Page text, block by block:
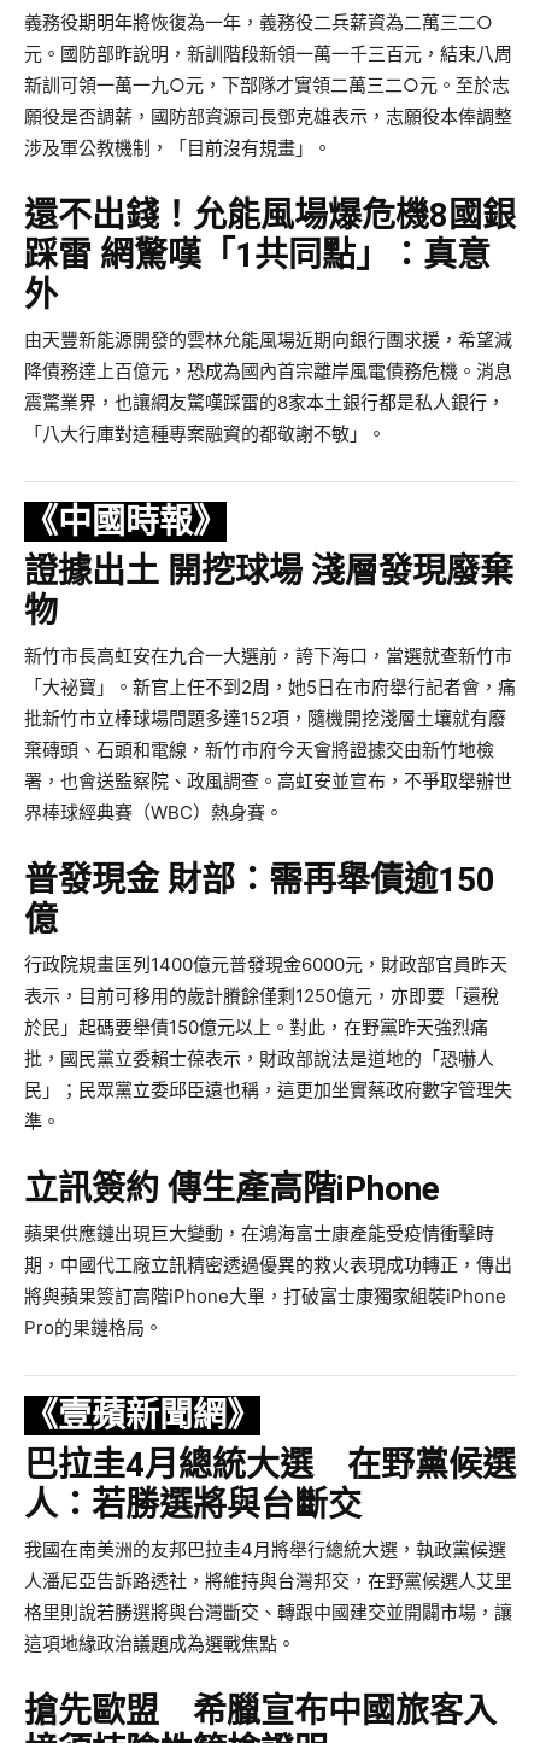
義務役期明年將恢復為一年，義務役二兵薪資為二萬三二○
元。國防部昨說明，新訓階段新領一萬一千三百元，結束八周
新訓可領一萬一九○元，下部隊才實領二萬三二○元。至於志
願役是否調薪，國防部資源司長鄧克雄表示，志願役本俸調整
涉及軍公教機制，「目前沒有規畫」。
還不出錢！允能風場爆危機8國銀
踩雷 網驚嘆「1共同點」：真意
外
由天豐新能源開發的雲林允能風場近期向銀行團求援，希望減
降債務達上百億元，恐成為國內首宗離岸風電債務危機。消息
震驚業界，也讓網友驚嘆踩雷的8家本土銀行都是私人銀行，
「八大行庫對這種專案融資的都敬謝不敏」。
《中國時報》
證據出土 開挖球場 淺層發現廢棄
物
新竹市長高虹安在九合一大選前，誇下海口，當選就查新竹市
「大祕寶」。新官上任不到2周，她5日在市府舉行記者會，痛
批新竹市立棒球場問題多達152項，隨機開挖淺層土壤就有廢
棄磚頭、石頭和電線，新竹市府今天會將證據交由新竹地檢
署，也會送監察院、政風調查。高虹安並宣布，不爭取舉辦世
界棒球經典賽（WBC）熱身賽。
普發現金 財部：需再舉債逾150
億
行政院規畫匡列1400億元普發現金6000元，財政部官員昨天
表示，目前可移用的歲計賸餘僅剩1250億元，亦即要「還稅
於民」起碼要舉債150億元以上。對此，在野黨昨天強烈痛
批，國民黨立委賴士葆表示，財政部說法是道地的「恐嚇人
民」；民眾黨立委邱臣遠也稱，這更加坐實蔡政府數字管理失
準。
立訊簽約 傳生產高階iPhone
蘋果供應鏈出現巨大變動，在鴻海富士康產能受疫情衝擊時
期，中國代工廠立訊精密透過優異的救火表現成功轉正，傳出
將與蘋果簽訂高階iPhone大單，打破富士康獨家組裝iPhone
Pro的果鏈格局。
《壹蘋新聞網》
巴拉圭4月總統大選 在野黨候選
人：若勝選將與台斷交
我國在南美洲的友邦巴拉圭4月將舉行總統大選，執政黨候選
人潘尼亞告訴路透社，將維持與台灣邦交，在野黨候選人艾里
格里則說若勝選將與台灣斷交、轉跟中國建交並開闢市場，讓
這項地緣政治議題成為選戰焦點。
搶先歐盟 希臘宣布中國旅客入